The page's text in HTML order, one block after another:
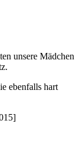
unsere Mädchen
ebenfalls hart